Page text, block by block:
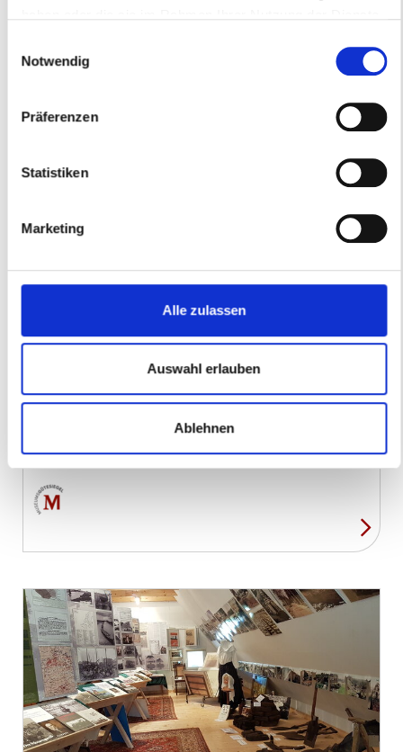
Notwendig
Präferenzen
Statistiken
Marketing
Alle zulassen
Auswahl erlauben
Ablehnen
Hannover
Rhauderfehn - Westrhauderfehn
Fehn- und Schiffahrtsmuseum